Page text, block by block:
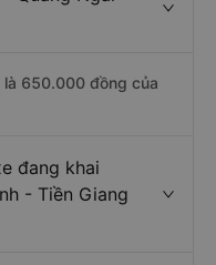
là 650.000 đồng của
đang khai
- Tiền Giang